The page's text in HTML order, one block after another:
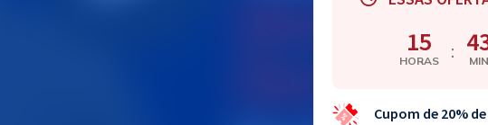
15
HORAS : MIN
Cupom de 20%